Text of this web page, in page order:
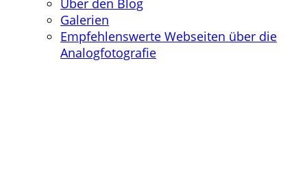
Galerien
Empfehlenswerte Webseiten über die
Analogfotografie